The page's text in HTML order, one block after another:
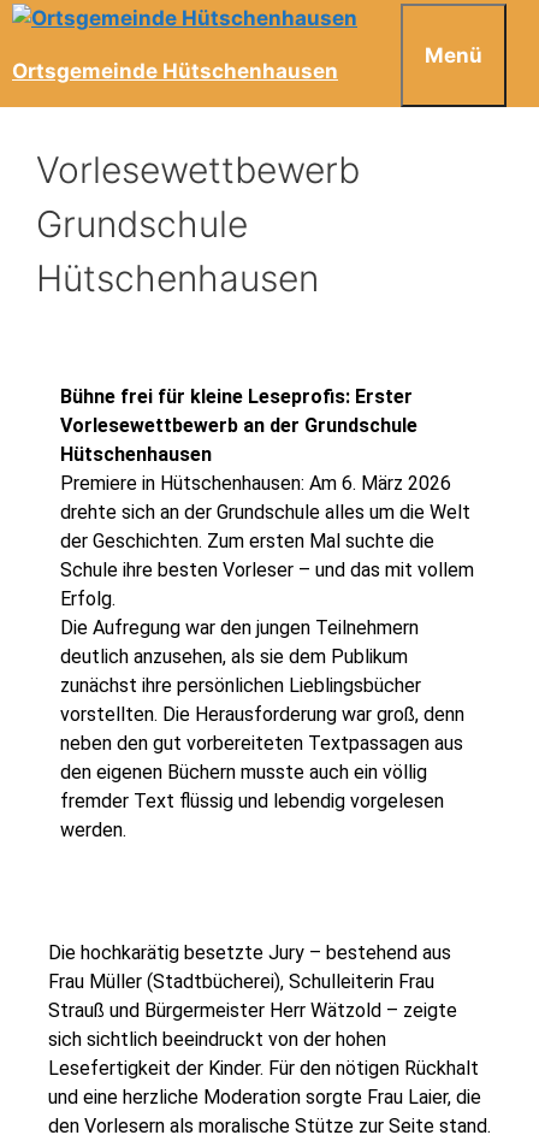
Ortsgemeinde Hütschenhausen
Menü
Vorlesewettbewerb
Grundschule
Hütschenhausen
Bühne frei für kleine Leseprofis: Erster
Vorlesewettbewerb an der Grundschule
Hütschenhausen
Premiere in Hütschenhausen: Am 6. März 2026
drehte sich an der Grundschule alles um die Welt
der Geschichten. Zum ersten Mal suchte die
Schule ihre besten Vorleser – und das mit vollem
Erfolg.
Die Aufregung war den jungen Teilnehmern
deutlich anzusehen, als sie dem Publikum
zunächst ihre persönlichen Lieblingsbücher
vorstellten. Die Herausforderung war groß, denn
neben den gut vorbereiteten Textpassagen aus
den eigenen Büchern musste auch ein völlig
fremder Text flüssig und lebendig vorgelesen
werden.
Die hochkarätig besetzte Jury – bestehend aus
Frau Müller (Stadtbücherei), Schulleiterin Frau
Strauß und Bürgermeister Herr Wätzold – zeigte
sich sichtlich beeindruckt von der hohen
Lesefertigkeit der Kinder. Für den nötigen Rückhalt
und eine herzliche Moderation sorgte Frau Laier, die
den Vorlesern als moralische Stütze zur Seite stand.